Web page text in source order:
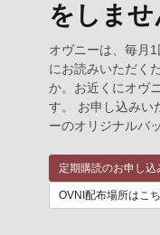
をしませ
オヴニーは、毎月
にお読みいただく
か。お近くにオヴ
す。 お申し込みい
ーのオリジナルバ
定期購読のお申し込
OVNI配布場所はこ